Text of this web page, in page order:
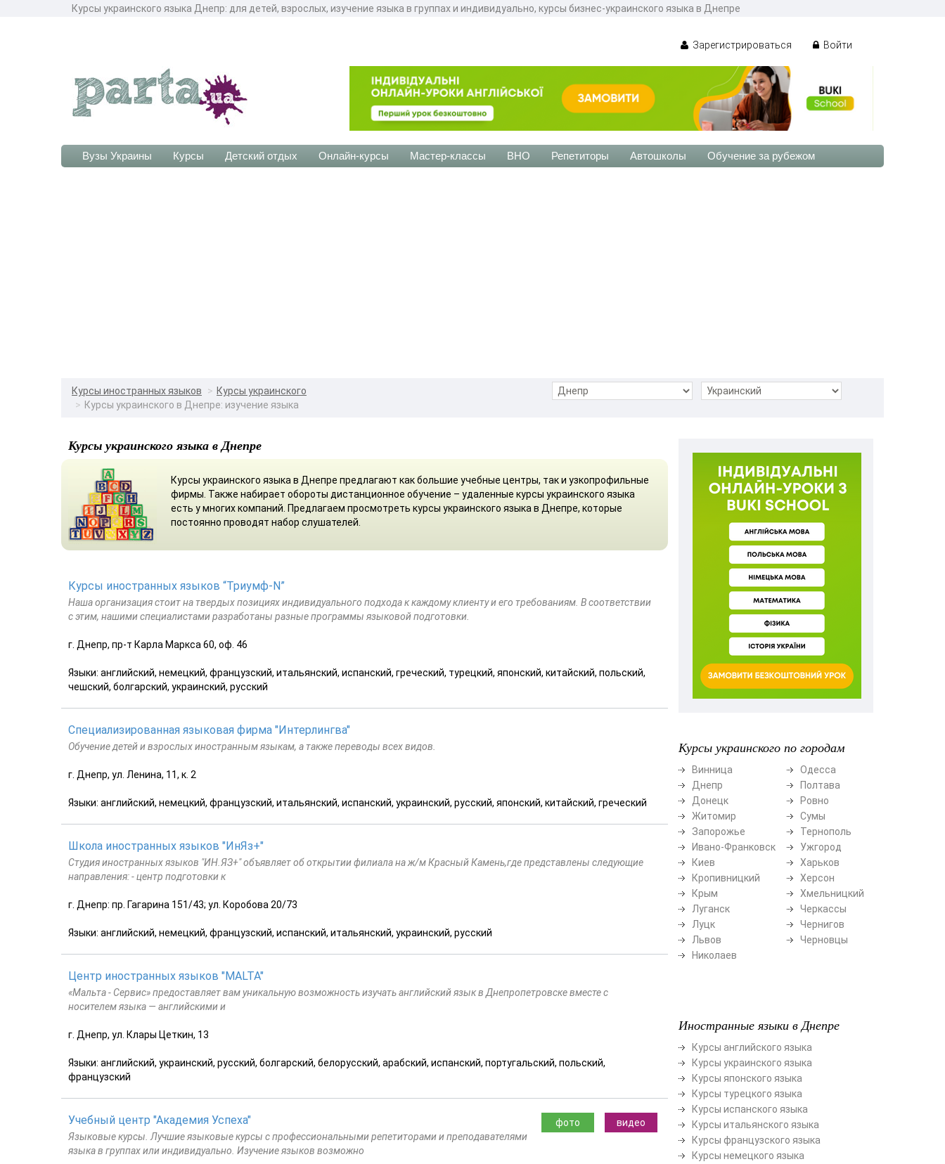
Курсы украинского языка Днепр: для детей, взрослых, изучение языка в группах и индивидуально, курсы бизнес-украинского языка в Днепре
Зарегистрироваться Войти
Вузы Украины Курсы Детский отдых Онлайн-курсы Мастер-классы ВНО Репетиторы Автошколы Обучение за рубежом
Курсы иностранных языков
Курсы украинского
Курсы украинского в Днепре: изучение языка
Курсы украинского языка в Днепре
Курсы украинского языка в Днепре предлагают как большие учебные центры, так и узкопрофильные
фирмы. Также набирает обороты дистанционное обучение – удаленные курсы украинского языка
есть у многих компаний. Предлагаем просмотреть курсы украинского языка в Днепре, которые
постоянно проводят набор слушателей.
Курсы иностранных языков “Триумф-N”
Наша организация стоит на твердых позициях индивидуального подхода к каждому клиенту и его требованиям. В соответствии
с этим, нашими специалистами разработаны разные программы языковой подготовки.
г. Днепр, пр-т Карла Маркса 60, оф. 46
Языки: английский, немецкий, французский, итальянский, испанский, греческий, турецкий, японский, китайский, польский,
чешский, болгарский, украинский, русский
Специализированная языковая фирма "Интерлингва"
Обучение детей и взрослых иностранным языкам, а также переводы всех видов.
г. Днепр, ул. Ленина, 11, к. 2
Языки: английский, немецкий, французский, итальянский, испанский, украинский, русский, японский, китайский, греческий
Школа иностранных языков "ИнЯз+"
Студия иностранных языков "ИН.ЯЗ+" объявляет об открытии филиала на ж/м Красный Камень,где представлены следующие
направления: - центр подготовки к
г. Днепр: пр. Гагарина 151/43; ул. Коробова 20/73
Языки: английский, немецкий, французский, испанский, итальянский, украинский, русский
Центр иностранных языков "MALTA"
«Мальта - Сервис» предоставляет вам уникальную возможность изучать английский язык в Днепропетровске вместе с
носителем языка — английскими и
г. Днепр, ул. Клары Цеткин, 13
Языки: английский, украинский, русский, болгарский, белорусский, арабский, испанский, португальский, польский,
французский
видео
фото
Учебный центр "Академия Успеха"
Языковые курсы. Лучшие языковые курсы с профессиональными репетиторами и преподавателями
языка в группах или индивидуально. Изучение языков возможно
Курсы украинского по городам
Винница
Днепр
Донецк
Житомир
Запорожье
Ивано-Франковск
Киев
Кропивницкий
Крым
Луганск
Луцк
Львов
Николаев
Одесса
Полтава
Ровно
Сумы
Тернополь
Ужгород
Харьков
Херсон
Хмельницкий
Черкассы
Чернигов
Черновцы
Иностранные языки в Днепре
Курсы английского языка
Курсы украинского языка
Курсы японского языка
Курсы турецкого языка
Курсы испанского языка
Курсы итальянского языка
Курсы французского языка
Курсы немецкого языка